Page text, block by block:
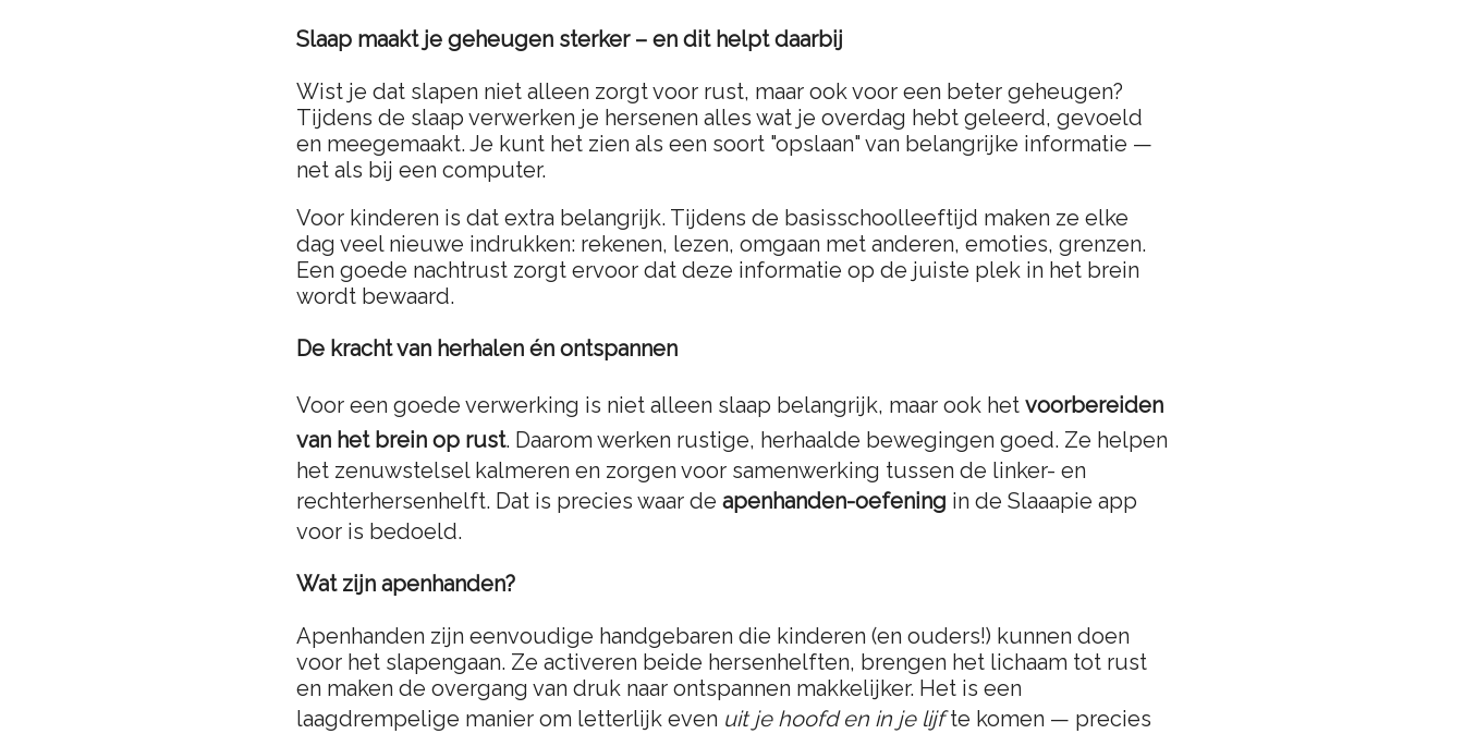
Slaap maakt je geheugen sterker – en dit helpt daarbij
Wist je dat slapen niet alleen zorgt voor rust, maar ook voor een beter geheugen?
Tijdens de slaap verwerken je hersenen alles wat je overdag hebt geleerd, gevoeld
en meegemaakt. Je kunt het zien als een soort "opslaan" van belangrijke informatie —
net als bij een computer.
Voor kinderen is dat extra belangrijk. Tijdens de basisschoolleeftijd maken ze elke
dag veel nieuwe indrukken: rekenen, lezen, omgaan met anderen, emoties, grenzen.
Een goede nachtrust zorgt ervoor dat deze informatie op de juiste plek in het brein
wordt bewaard.
De kracht van herhalen én ontspannen
Voor een goede verwerking is niet alleen slaap belangrijk, maar ook het voorbereiden
van het brein op rust. Daarom werken rustige, herhaalde bewegingen goed. Ze helpen
het zenuwstelsel kalmeren en zorgen voor samenwerking tussen de linker- en
rechterhersenhelft. Dat is precies waar de apenhanden-oefening in de Slaaapie app
voor is bedoeld.
Wat zijn apenhanden?
Apenhanden zijn eenvoudige handgebaren die kinderen (en ouders!) kunnen doen
voor het slapengaan. Ze activeren beide hersenhelften, brengen het lichaam tot rust
en maken de overgang van druk naar ontspannen makkelijker. Het is een
laagdrempelige manier om letterlijk even uit je hoofd en in je lijfte komen — precies